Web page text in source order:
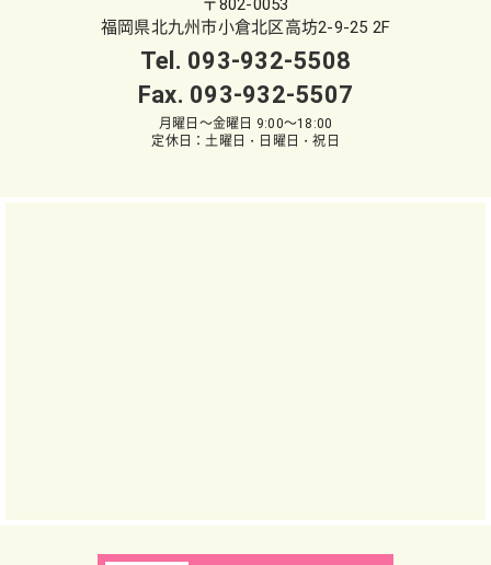
〒802-0053
福岡県北九州市小倉北区高坊2-9-25 2F
Tel. 093-932-5508
Fax. 093-932-5507
月曜日～金曜日 9:00～18:00
定休日：土曜日・日曜日・祝日